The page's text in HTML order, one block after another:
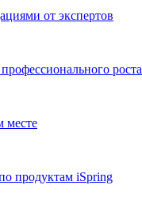
от экспертов
роста
месте
продуктам iSpring